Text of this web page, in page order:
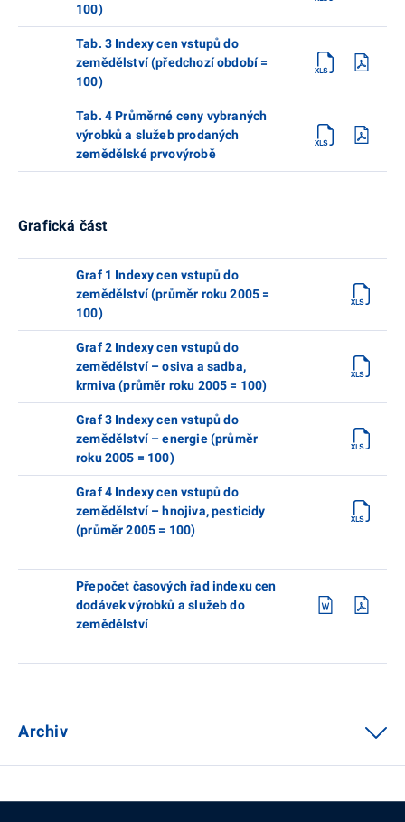
100)
Tab. 3 Indexy cen vstupů do
zemědělství (předchozí období =
100)
Tab. 4 Průměrné ceny vybraných
výrobků a služeb prodaných
zemědělské prvovýrobě
Grafická část
Graf 1 Indexy cen vstupů do
zemědělství (průměr roku 2005 =
100)
Graf 2 Indexy cen vstupů do
zemědělství – osiva a sadba,
krmiva (průměr roku 2005 = 100)
Graf 3 Indexy cen vstupů do
zemědělství – energie (průměr
roku 2005 = 100)
Graf 4 Indexy cen vstupů do
zemědělství – hnojiva, pesticidy
(průměr 2005 = 100)
Přepočet časových řad indexu cen
dodávek výrobků a služeb do
zemědělství
Archiv